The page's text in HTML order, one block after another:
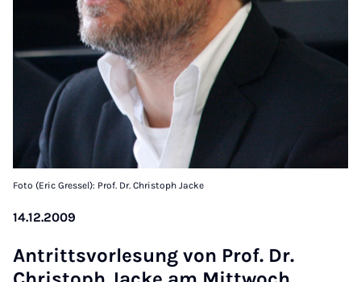
Foto (Eric Gressel): Prof. Dr. Christoph Jacke
14.12.2009
An­tritt­s­vor­le­sung von Prof. Dr.